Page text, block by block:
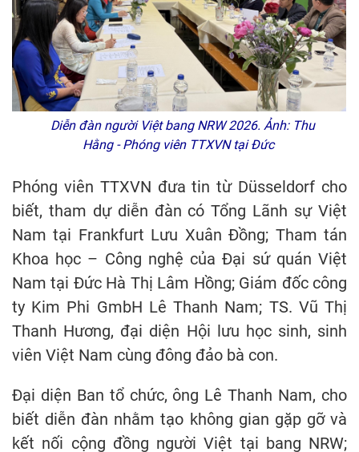
Diễn đàn người Việt bang NRW 2026. Ảnh: Thu
Hằng - Phóng viên TTXVN tại Đức
Phóng viên TTXVN đưa tin từ Düsseldorf cho
biết, tham dự diễn đàn có Tổng Lãnh sự Việt
Nam tại Frankfurt Lưu Xuân Đồng; Tham tán
Khoa học – Công nghệ của Đại sứ quán Việt
Nam tại Đức Hà Thị Lâm Hồng; Giám đốc công
ty Kim Phi GmbH Lê Thanh Nam; TS. Vũ Thị
Thanh Hương, đại diện Hội lưu học sinh, sinh
viên Việt Nam cùng đông đảo bà con.
Đại diện Ban tổ chức, ông Lê Thanh Nam, cho
biết diễn đàn nhằm tạo không gian gặp gỡ và
kết nối cộng đồng người Việt tại bang NRW;